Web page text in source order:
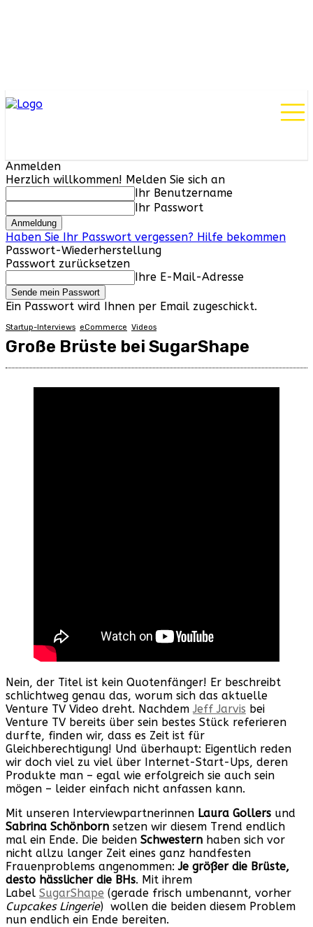
Anmelden
Herzlich willkommen! Melden Sie sich an
Ihr Benutzername
Ihr Passwort
Haben Sie Ihr Passwort vergessen? Hilfe bekommen
Passwort-Wiederherstellung
Passwort zurücksetzen
Ihre E-Mail-Adresse
Ein Passwort wird Ihnen per Email zugeschickt.
Startup-Interviews eCommerce Videos
Große Brüste bei SugarShape
Nein, der Titel ist kein Quotenfänger! Er beschreibt
schlichtweg genau das, worum sich das aktuelle
Venture TV Video dreht. Nachdem Jeff Jarvis bei
Venture TV bereits über sein bestes Stück referieren
durfte, finden wir, dass es Zeit ist für
Gleichberechtigung! Und überhaupt: Eigentlich reden
wir doch viel zu viel über Internet-Start-Ups, deren
Produkte man – egal wie erfolgreich sie auch sein
mögen – leider einfach nicht anfassen kann.
Mit unseren Interviewpartnerinnen Laura Gollers und
Sabrina Schönborn setzen wir diesem Trend endlich
mal ein Ende. Die beiden Schwestern haben sich vor
nicht allzu langer Zeit eines ganz handfesten
Frauenproblems angenommen:Je größer die Brüste,
desto hässlicher die BHs. Mit ihrem
Label SugarShape (gerade frisch umbenannt, vorher
Cupcakes Lingerie) wollen die beiden diesem Problem
nun endlich ein Ende bereiten.